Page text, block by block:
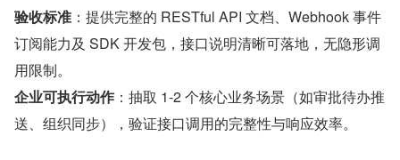
验收标准 ：提供完整的 RESTful API 文档、Webhook 事件
订阅能力及 SDK 开发包，接口说明清晰可落地，无隐形调
用限制。
企业可执行动作 ：抽取 1-2 个核心业务场景（如审批待办推
送、组织同步），验证接口调用的完整性与响应效率。